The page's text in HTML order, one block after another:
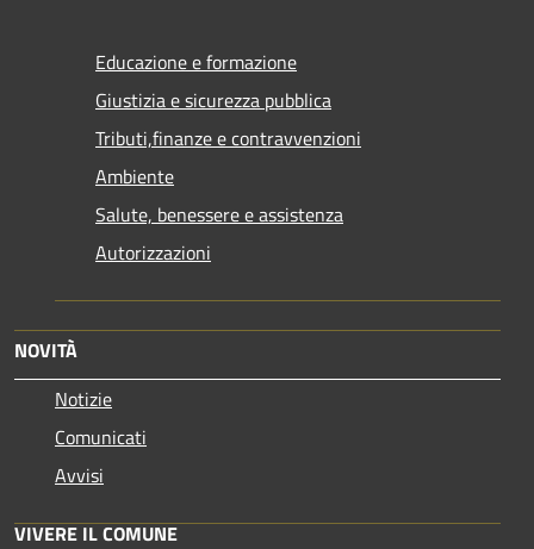
Educazione e formazione
Giustizia e sicurezza pubblica
Tributi,finanze e contravvenzioni
Ambiente
Salute, benessere e assistenza
Autorizzazioni
NOVITÀ
Notizie
Comunicati
Avvisi
VIVERE IL COMUNE